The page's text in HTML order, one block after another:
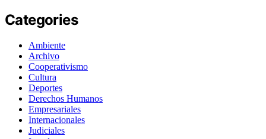
Categories
Ambiente
Archivo
Cooperativismo
Cultura
Deportes
Derechos Humanos
Empresariales
Internacionales
Judiciales